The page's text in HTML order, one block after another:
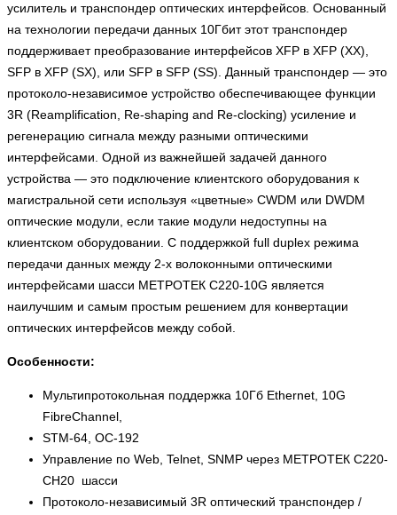
усилитель и транспондер оптических интерфейсов. Основанный
на технологии передачи данных 10Гбит этот транспондер
поддерживает преобразование интерфейсов XFP в XFP (XX),
SFP в XFP (SX), или SFP в SFP (SS). Данный транспондер — это
протоколо-независимое устройство обеспечивающее функции
3R (Reamplification, Re-shaping and Re-clocking) усиление и
регенерацию сигнала между разными оптическими
интерфейсами. Одной из важнейшей задачей данного
устройства — это подключение клиентского оборудования к
магистральной сети используя «цветные» CWDM или DWDM
оптические модули, если такие модули недоступны на
клиентском оборудовании. С поддержкой full duplex режима
передачи данных между 2-х волоконными оптическими
интерфейсами шасси МЕТРОТЕК C220-10G является
наилучшим и самым простым решением для конвертации
оптических интерфейсов между собой.
Особенности:
Мультипротокольная поддержка 10Гб Ethernet, 10G
FibreChannel,
STM-64, OC-192
Управление по Web, Telnet, SNMP через МЕТРОТЕК C220-
CH20 шасси
Протоколо-независимый 3R оптический транспондер /